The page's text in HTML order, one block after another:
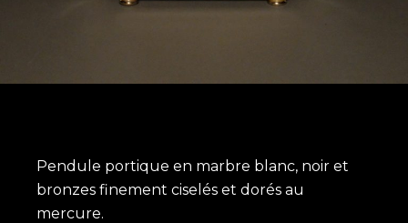
Pendule portique en marbre blanc, noir et
bronzes finement ciselés et dorés au
mercure.